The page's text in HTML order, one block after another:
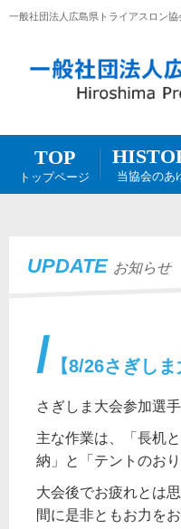
一般社団法人広島県トライアスロン
TOP
トップページ 当協会のあ
UPDATE お知らせ
【8/26さぎし
さぎしま大会参加選
主な作業は、「長机
納」と「テントのお
大会後でお疲れとは
間に是非ともお力を